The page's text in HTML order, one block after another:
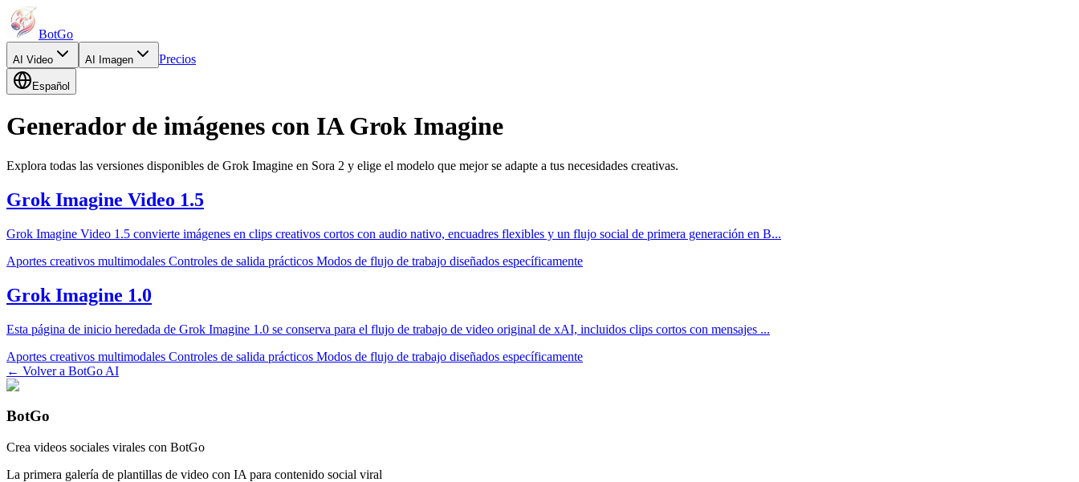
BotGo
AI Video AI Imagen Precios
Español
Generador de imágenes con IA Grok Imagine
Explora todas las versiones disponibles de Grok Imagine en Sora 2 y elige el modelo que mejor se adapte a tus necesidades creativas.
Grok Imagine Video 1.5
Grok Imagine Video 1.5 convierte imágenes en clips creativos cortos con audio nativo, encuadres flexibles y un flujo social de primera generación en B...
Aportes creativos multimodales Controles de salida prácticos Modos de flujo de trabajo diseñados específicamente
Grok Imagine 1.0
Esta página de inicio heredada de Grok Imagine 1.0 se conserva para el flujo de trabajo de video original de xAI, incluidos clips cortos con mensajes ...
Aportes creativos multimodales Controles de salida prácticos Modos de flujo de trabajo diseñados específicamente
← Volver a BotGo AI
BotGo
Crea videos sociales virales con BotGo
La primera galería de plantillas de video con IA para contenido social viral